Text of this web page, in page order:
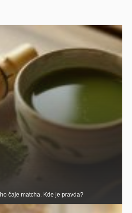
čaje matcha. Kde je pravda?